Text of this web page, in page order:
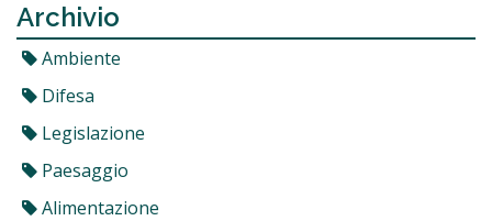
Archivio
Ambiente
Difesa
Legislazione
Paesaggio
Alimentazione